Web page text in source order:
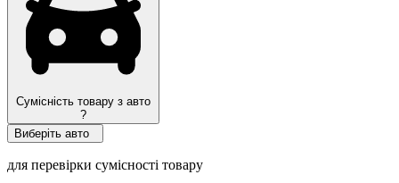
Сумісність товару з авто
?
Виберіть авто
для перевірки сумісності товару